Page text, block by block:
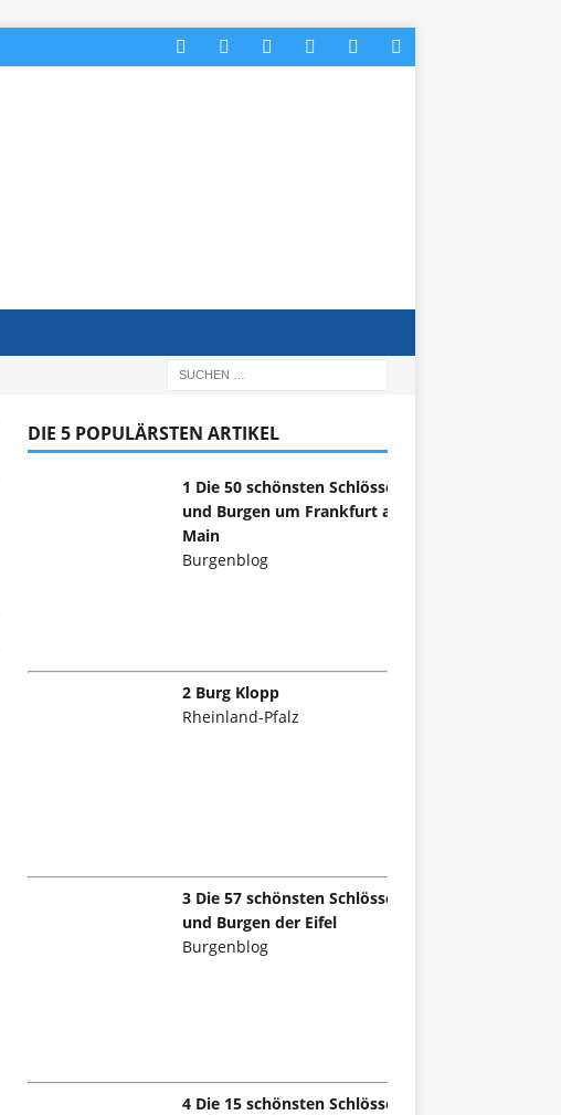
DIE 5 POPULÄRSTEN ARTIKEL
1 Die 50 schönsten Schlösser
und Burgen um Frankfurt am
Main
Burgenblog
2 Burg Klopp
Rheinland-Pfalz
3 Die 57 schönsten Schlösser
und Burgen der Eifel
Burgenblog
4 Die 15 schönsten Schlösser